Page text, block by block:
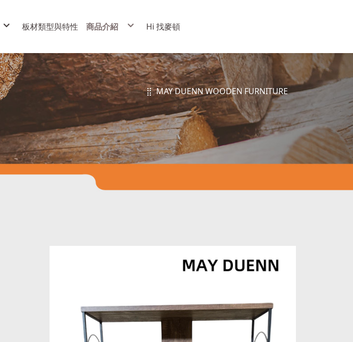
板材類型與特性 商品介紹 Hi 找麥頓
⣿ MAY DUENN WOODEN FURNITURE